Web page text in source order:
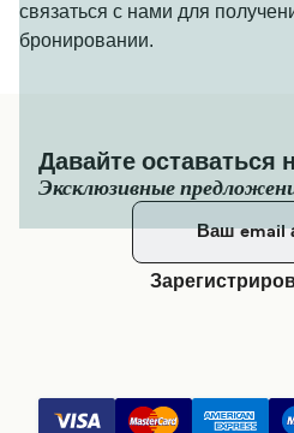
связаться с нами для
бронировании.
Давайте оставаться
Эксклюзивные